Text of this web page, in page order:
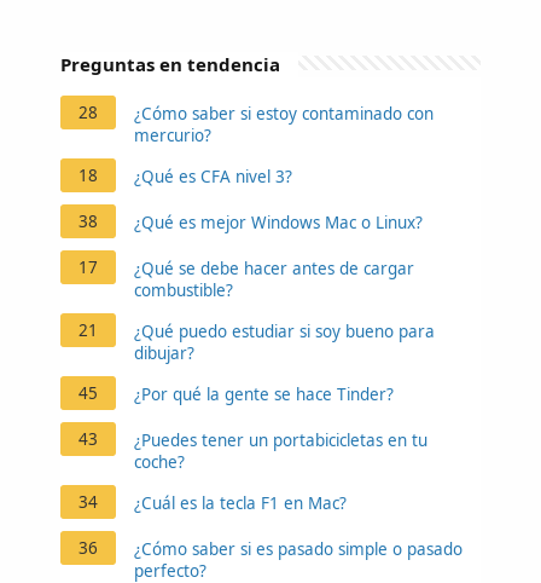
Preguntas en tendencia
28
¿Cómo saber si estoy contaminado con
mercurio?
18
¿Qué es CFA nivel 3?
38 ¿Qué es mejor Windows Mac o Linux?
17
¿Qué se debe hacer antes de cargar
combustible?
21
¿Qué puedo estudiar si soy bueno para
dibujar?
45
¿Por qué la gente se hace Tinder?
43
¿Puedes tener un portabicicletas en tu
coche?
34
¿Cuál es la tecla F1 en Mac?
36
¿Cómo saber si es pasado simple o pasado
perfecto?